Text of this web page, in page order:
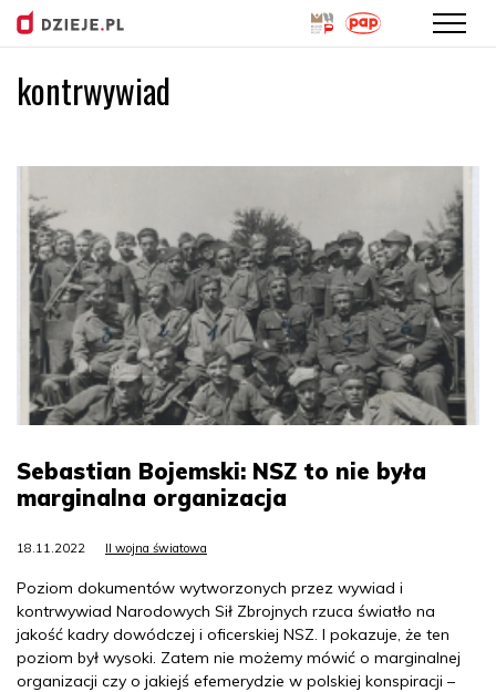
kontrwywiad
Sebastian Bojemski: NSZ to nie była
marginalna organizacja
18.11.2022 II wojna światowa
Poziom dokumentów wytworzonych przez wywiad i
kontrwywiad Narodowych Sił Zbrojnych rzuca światło na
jakość kadry dowódczej i oficerskiej NSZ. I pokazuje, że ten
poziom był wysoki. Zatem nie możemy mówić o marginalnej
organizacji czy o jakiejś efemerydzie w polskiej konspiracji –